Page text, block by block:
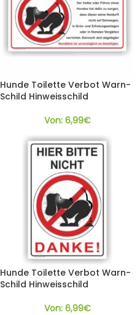
Hunde Toilette Verbot Warn-
Schild Hinweisschild
Von: 6,99€
Hunde Toilette Verbot Warn-
Schild Hinweisschild
Von: 6,99€